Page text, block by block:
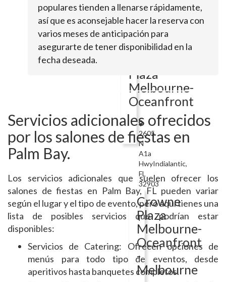
Coastal
LnMelbourne,
FL
32904
Plaza
Melbourne-
Oceanfront
2605
N
A1a
HwyIndialantic,
FL
32903
Crowne
Plaza
Melbourne-
Oceanfront
-
Melbourne
populares tienden a llenarse rápidamente,
así que es aconsejable hacer la reserva con
varios meses de anticipación para
asegurarte de tener disponibilidad en la
fecha deseada.
Servicios adicionales ofrecidos
por los salones de fiestas en
Palm Bay.
Los servicios adicionales que suelen ofrecer los
salones de fiestas en Palm Bay, FL pueden variar
según el lugar y el tipo de evento, pero aquí tienes una
lista de posibles servicios que podrían estar
disponibles:
Servicios de Catering: Ofrecen opciones de
menús para todo tipo de eventos, desde
aperitivos hasta banquetes completos.